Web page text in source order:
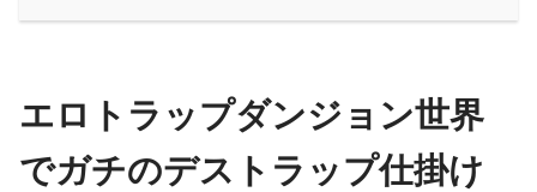
エロトラップダンジョン世界
でガチのデストラップ仕掛け